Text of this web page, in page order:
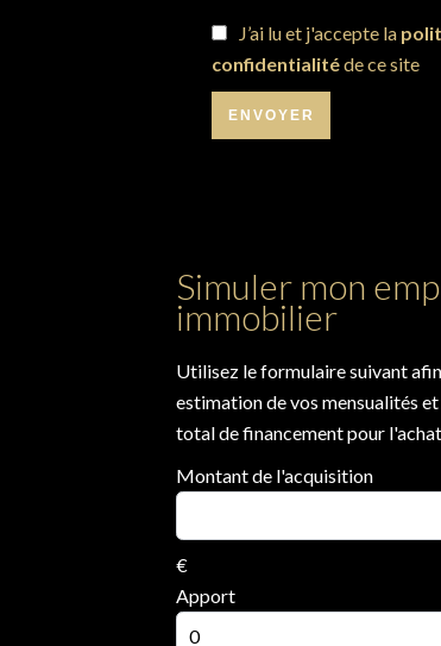
J’ai lu et j'accepte la
confidentialitéde ce site
ENVOYER
Simuler mon
immobilier
Utilisez le formulaire suivant
estimation de vos mensualités
total de financement pour
Montant de l'acquisition
€
Apport